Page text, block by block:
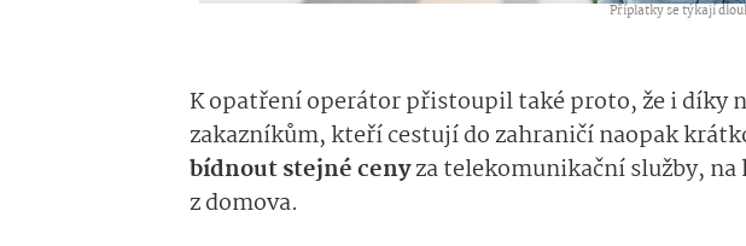
Příplatky se týkají
K opatření operátor přistoupil také proto, že i díky
zakazníkům, kteří cestují do zahraničí naopak
bídnout stejné cenyza telekomunikační služby,
z domova.